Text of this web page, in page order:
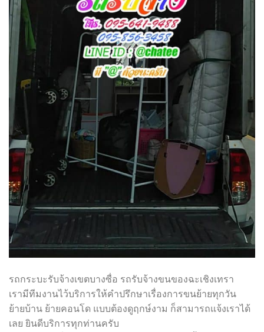
รถกระบะรับจ้างเขตบางซื่อ รถรับจ้างขนของฉะเชิงเทรา
เรามีทีมงานไว้บริการให้คำปรึกษาเรื่องการขนย้ายทุกวัน
ย้ายบ้าน ย้ายคอนโด แบบต้องดูฤกษ์งาม ก็สามารถแจ้งเราได้
เลย ยินดีบริการทุกท่านครับ